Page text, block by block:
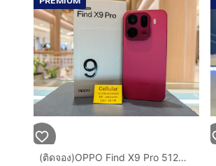
(ติดจอง)OPPO Find X9 Pro 512GB ไร้รอย ประกันศูนย์ไทยเกือบ10เดือน ครบกล่อง